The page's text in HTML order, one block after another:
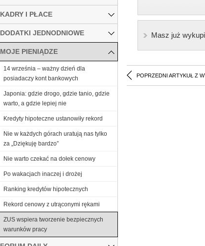
Masz już
POPRZEDNI ARTYKUŁ Z
KADRY I PŁACE
DODATKI JEDNODNIOWE
MOJE PIENIĄDZE
14 września – ważny dzień dla
posiadaczy kont bankowych
Japonia: gdzie drogo, gdzie tanio, gdzie
warto, a gdzie lepiej nie
Kredyty hipoteczne ustanowiły rekord
Nie w każdych górach uratują nas tylko
za „Dziękuję bardzo”
Nie warto czekać na dołek cenowy
Po wakacjach inaczej i drożej
Ranking kredytów hipotecznych
Rekord cenowy z utrąconymi rękami
ZUS wspiera tworzenie bezpiecznych
warunków pracy